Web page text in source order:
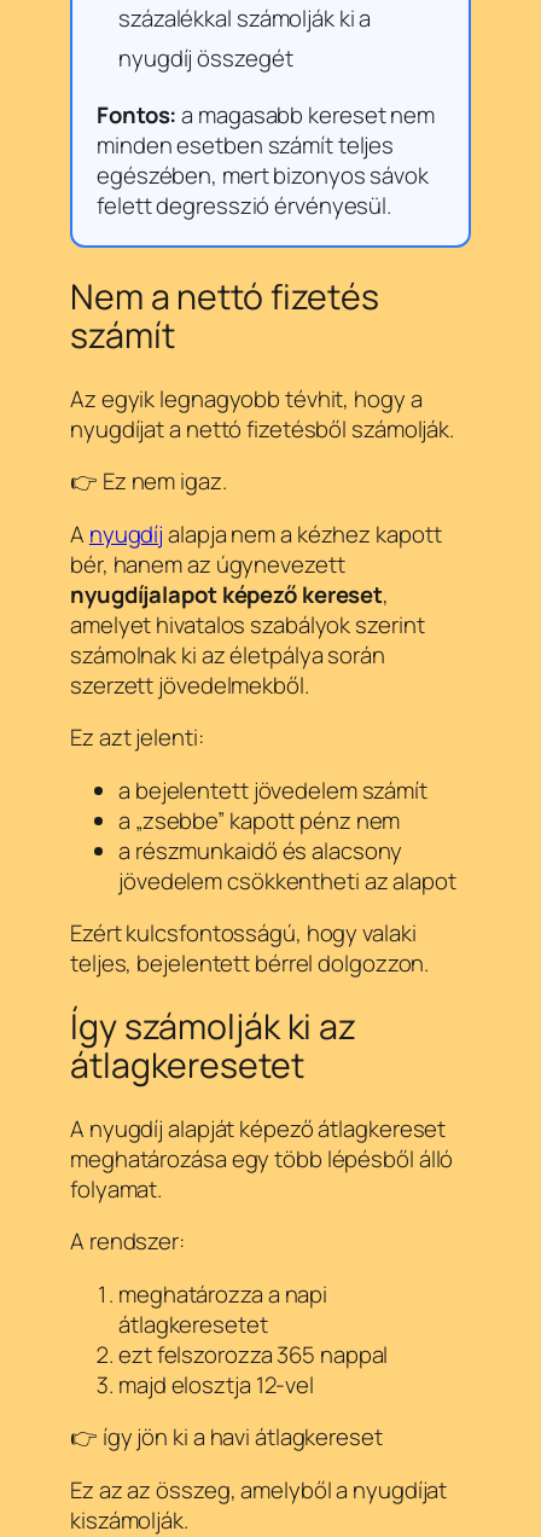
százalékkal számolják ki a
nyugdíj összegét
Fontos:a magasabb kereset nem
minden esetben számít teljes
egészében, mert bizonyos sávok
felett degresszió érvényesül.
Nem a nettó fizetés
számít
Az egyik legnagyobb tévhit, hogy a
nyugdíjat a nettó fizetésből számolják.
👉 Ez nem igaz.
A nyugdíjalapja nem a kézhez kapott
bér, hanem az úgynevezett
nyugdíjalapot képező kereset,
amelyet hivatalos szabályok szerint
számolnak ki az életpálya során
szerzett jövedelmekből.
Ez azt jelenti:
a bejelentett jövedelem számít
a „zsebbe” kapott pénz nem
a részmunkaidő és alacsony
jövedelem csökkentheti az alapot
Ezért kulcsfontosságú, hogy valaki
teljes, bejelentett bérrel dolgozzon.
Így számolják ki az
átlagkeresetet
A nyugdíj alapját képező átlagkereset
meghatározása egy több lépésből álló
folyamat.
A rendszer:
meghatározza a napi
átlagkeresetet
ezt felszorozza 365 nappal
majd elosztja 12-vel
👉 így jön ki a havi átlagkereset
Ez az az összeg, amelyből a nyugdíjat
kiszámolják.